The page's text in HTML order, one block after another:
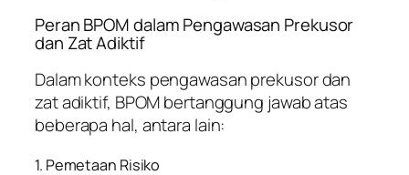
Peran BPOM dalam Pengawasan Prekusor
dan Zat Adiktif
Dalam konteks pengawasan prekusor dan
zat adiktif, BPOM bertanggung jawab atas
beberapa hal, antara lain:
1. Pemetaan Risiko